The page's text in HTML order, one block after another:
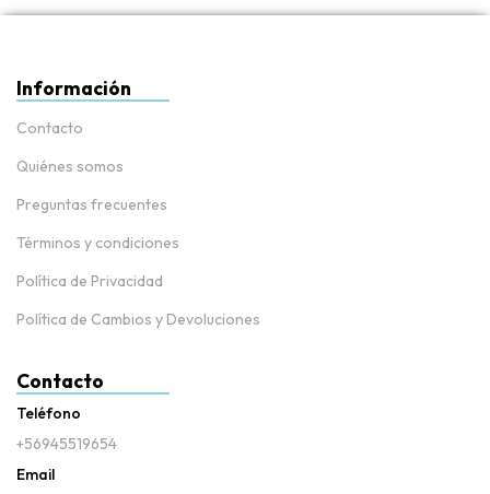
Información
Contacto
Quiénes somos
Preguntas frecuentes
Términos y condiciones
Política de Privacidad
Política de Cambios y Devoluciones
Contacto
Teléfono
+56945519654
Email